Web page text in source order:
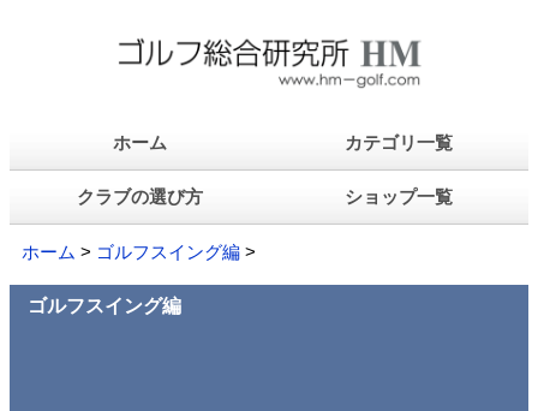
ホーム カテゴリ一覧
クラブの選び方 ショップ一覧
ホーム > ゴルフスイング編 >
ゴルフスイング編